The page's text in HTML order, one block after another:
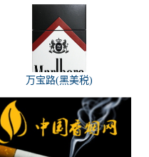
万宝路(黑美税)